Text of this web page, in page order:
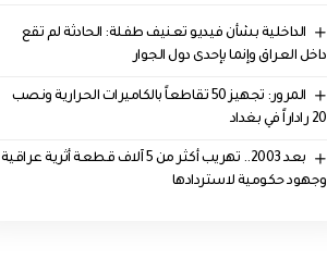
الداخلية بشأن فيديو تعنيف طفلة: الحادثة لم تقع
داخل العراق وإنما بإحدى دول الجوار
المرور: تجهيز 50 تقاطعاً بالكاميرات الحرارية ونصب
20 راداراً في بغداد
بعد 2003.. تهريب أكثر من 5 آلاف قطعة أثرية عراقية
وجهود حكومية لاستردادها